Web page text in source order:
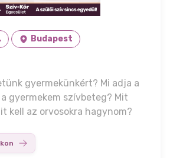
Budapest
gyermekünkért? Mi adja a
gyermekem szívbeteg? Mit
kell az orvosokra hagynom?